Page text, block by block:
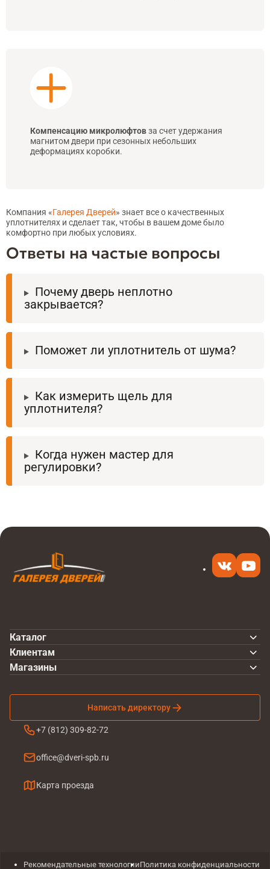
Компенсацию микролюфтовза счет удержания
магнитом двери при сезонных небольших
деформациях коробки.
Компания «Галерея Дверей» знает все о качественных
уплотнителях и сделает так, чтобы в вашем доме было
комфортно при любых условиях.
Ответы на частые вопросы
Почему дверь неплотно
закрывается?
Поможет ли уплотнитель от шума?
Как измерить щель для
уплотнителя?
Когда нужен мастер для
регулировки?
Каталог
Клиентам
Написать директору
+7 (812) 309-82-72
office@dveri-spb.ru
Карта проезда
Магазины
Рекомендательные технологииПолитика конфиденциальности